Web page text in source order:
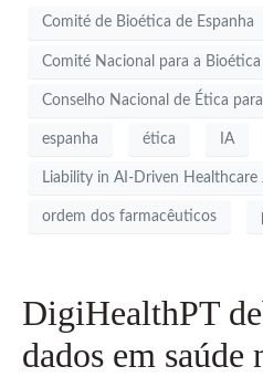
Comité de Bioética de Espanha
Comité Nacional para a Bioética
Conselho Nacional de Ética
espanha ética IA
Liability in AI-Driven
ordem dos farmacêuticos
DigiHealthPT
dados em saúde